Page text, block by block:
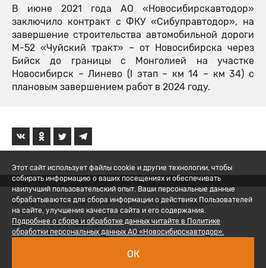
В июне 2021 года АО «Новосибирскавтодор»
заключило контракт с ФКУ «Сибуправтодор», на
завершение строительства автомобильной дороги
М-52 «Чуйский тракт» – от Новосибирска через
Бийск до границы с Монголией на участке
Новосибирск – Линево (I этап – км 14 – км 34) с
плановым завершением работ в 2024 году.
© 2026 Группа компаний «Новосибирскавтодор»
8 (800) 200-05-06
Политика обработки ПД
Этот сайт использует файлы cookie и другие технологии, чтобы
собирать информацию о ваших посещениях и обеспечивать
наилучший пользовательский опыт. Ваши персональные данные
обрабатываются для сбора информации о действиях Пользователей
на сайте, улучшения качества сайта и его содержания.
Подробнее о сборе и обработке данных читайте в Политике
обработки персональных данных АО «Новосибирскавтодор».
ОК